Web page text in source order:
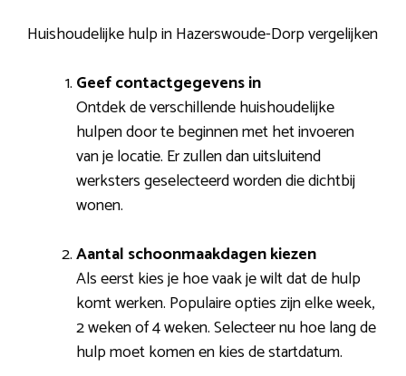
Huishoudelijke hulp in Hazerswoude-Dorp vergelijken
Geef contactgegevens in
Ontdek de verschillende huishoudelijke
hulpen door te beginnen met het invoeren
van je locatie. Er zullen dan uitsluitend
werksters geselecteerd worden die dichtbij
wonen.
Aantal schoonmaakdagen kiezen
Als eerst kies je hoe vaak je wilt dat de hulp
komt werken. Populaire opties zijn elke week,
2 weken of 4 weken. Selecteer nu hoe lang de
hulp moet komen en kies de startdatum.